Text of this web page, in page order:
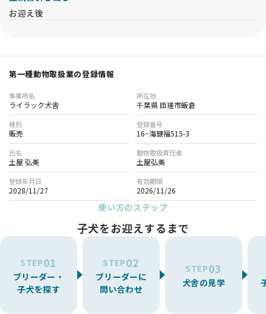
お迎え後
第一種動物取扱業の登録情報
事業所名
ライラック犬舎
所在地
千葉県 匝瑳市飯倉
種別
販売
登録番号
16−海健福515-3
氏名
土屋 弘美
動物取扱責任者
土屋弘美
登録年月日
2028/11/27
有効期限
2026/11/26
使い方のステップ
子犬をお迎えするまで
STEP01
ブリーダー・
子犬を探す
STEP02
ブリーダーに
問い合わせ
STEP03
犬舎の見学